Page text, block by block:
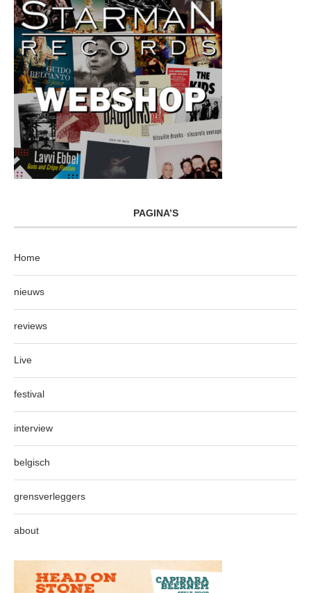
PAGINA’S
Home
nieuws
reviews
Live
festival
interview
belgisch
grensverleggers
about